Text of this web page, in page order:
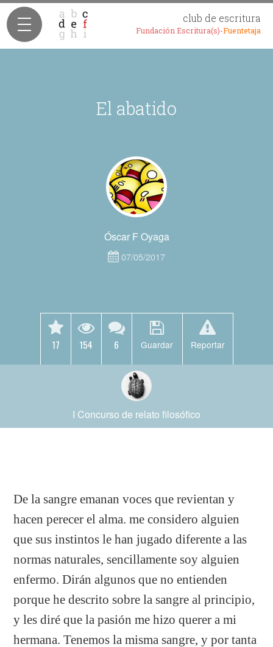
club de escritura
Fundación Escritura(s)-Fuentetaja
El abatido
Óscar F Oyaga
07/05/2017
17 154 6 Guardar Reportar
I Concurso de relato filosófico
De la sangre emanan voces que revientan y
hacen perecer el alma. me considero alguien
que sus instintos le han jugado diferente a las
normas naturales, sencillamente soy alguien
enfermo. Dirán algunos que no entienden
porque he descrito sobre la sangre al principio,
y les diré que la pasión me hizo querer a mi
hermana. Tenemos la misma sangre, y por tanta